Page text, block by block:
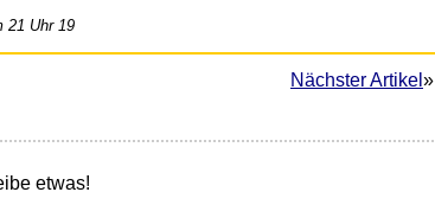
21 Uhr 19
Nächster Artikel »
etwas!